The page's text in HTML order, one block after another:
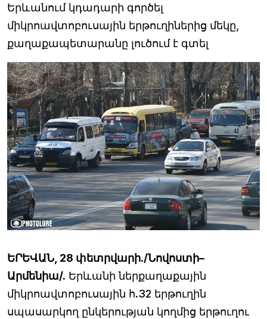
Երևանում կդադարի գործել
միկրոավտոբուսային երթուղիներից մեկը,
քաղաքապետարանը լուծում է գտել
ԵՐԵՎԱՆ, 28 փետրվարի./Նովոստի–
Արմենիա/. Երևանի ներքաղաքային
միկրոավտոբուսային հ.32 երթուղին
սպասարկող ընկերության կողմից երթուղու